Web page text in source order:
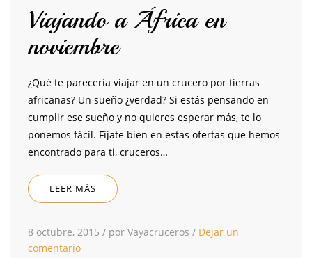
Viajando a África en
noviembre
¿Qué te parecería viajar en un crucero por tierras
africanas? Un sueño ¿verdad? Si estás pensando en
cumplir ese sueño y no quieres esperar más, te lo
ponemos fácil. Fíjate bien en estas ofertas que hemos
encontrado para ti, cruceros…
LEER MÁS
8 octubre, 2015 / por Vayacruceros / Dejar un
comentario